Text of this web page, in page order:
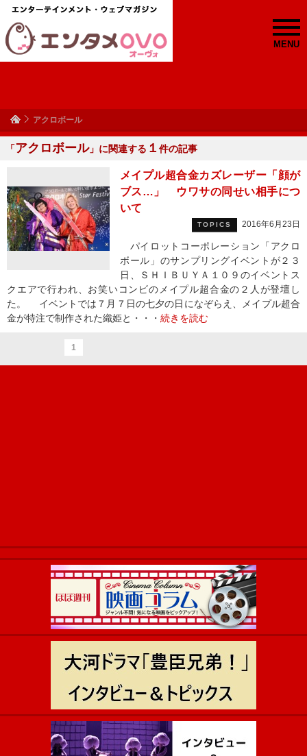
MENU
アクロボール
「アクロボール」に関連する １ 件の記事
メイプル超合金カズレーザー「顔が
ブス…」 ウワサの同せい相手につ
いて
TOPICS 2016年6月23日
パイロットコーポレーション「アクロ
ボール」のサンプリングイベントが２３
日、ＳＨＩＢＵＹＡ１０９のイベントス
クエアで行われ、お笑いコンビのメイプル超合金の２人が登壇し
た。 イベントでは７月７日の七夕の日になぞらえ、メイプル超合
金が特注で制作された織姫と・・・ 続きを読む
1